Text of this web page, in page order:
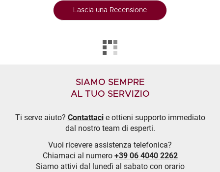
Lascia una Recensione
SIAMO SEMPRE
AL TUO SERVIZIO
Ti serve aiuto? Contattacie ottieni supporto immediato
dal nostro team di esperti.
Vuoi ricevere assistenza telefonica?
Chiamaci al numero +39 06 4040 2262
Siamo attivi dal lunedì al sabato con orario